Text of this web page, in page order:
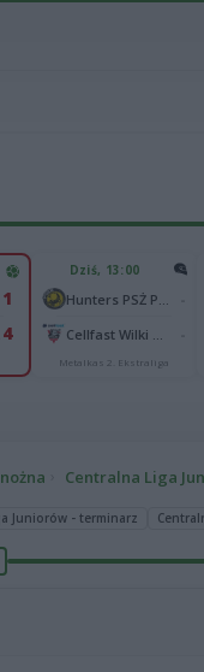
1
4
Dziś, 13:00
Metalkas 2. Ekstraliga
Centralna Liga
Juniorów - terminarz